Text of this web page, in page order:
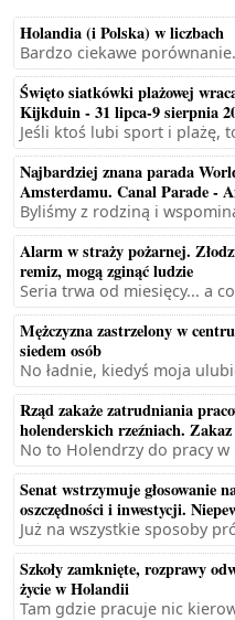
Holandia (i Polska) w liczbach
Bardzo ciekawe
Święto siatkówki plażowej
Kijkduin - 31 lipca-9 sierpnia
Jeśli ktoś lubi sport i plażę,
Najbardziej znana parada
Amsterdamu. Canal Parade -
Byliśmy z rodziną i
Alarm w straży pożarnej.
remiz, mogą zginąć ludzie
Seria trwa od miesięcy... a
Mężczyzna zastrzelony w
siedem osób
No ładnie, kiedyś moja
Rząd zakaże zatrudniania
holenderskich rzeźniach.
No to Holendrzy do pracy w
Senat wstrzymuje głosowanie
oszczędności i inwestycji.
Już na wszystkie sposoby
Szkoły zamknięte, rozprawy
życie w Holandii
Tam gdzie pracuje nic